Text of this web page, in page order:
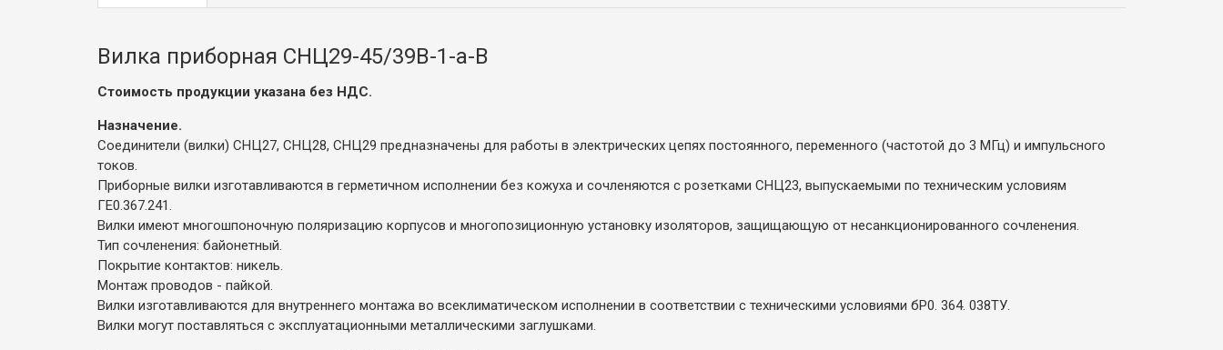
Вилка приборная СНЦ29-45/39В-1-а-В
Стоимость продукции указана без НДС.
Назначение.
Соединители (вилки) СНЦ27, СНЦ28, СНЦ29 предназначены для работы в электрических цепях постоянного, переменного (частотой до 3 МГц) и импульсного
токов.
Приборные вилки изготавливаются в герметичном исполнении без кожуха и сочленяются с розетками СНЦ23, выпускаемыми по техническим условиям
ГЕ0.367.241.
Вилки имеют многошпоночную поляризацию корпусов и многопозиционную установку изоляторов, защищающую от несанкционированного сочленения.
Тип сочленения: байонетный.
Покрытие контактов: никель.
Монтаж проводов - пайкой.
Вилки изготавливаются для внутреннего монтажа во всеклиматическом исполнении в соответствии с техническими условиями бР0. 364. 038ТУ.
Вилки могут поставляться с эксплуатационными металлическими заглушками.